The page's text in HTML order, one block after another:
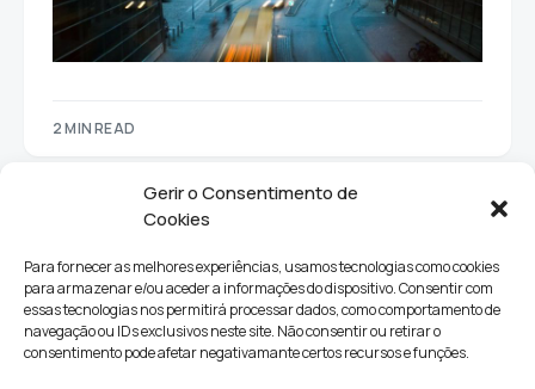
Gerir o Consentimento de
Cookies
Para fornecer as melhores experiências, usamos tecnologias como cookies
para armazenar e/ou aceder a informações do dispositivo. Consentir com
essas tecnologias nos permitirá processar dados, como comportamento de
navegação ou IDs exclusivos neste site. Não consentir ou retirar o
consentimento pode afetar negativamante certos recursos e funções.
2 MIN READ